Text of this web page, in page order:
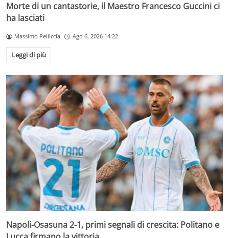
Morte di un cantastorie, il Maestro Francesco Guccini ci
ha lasciati
Massimo Pelliccia Ago 6, 2026 14:22
Leggi di più
Napoli-Osasuna 2-1, primi segnali di crescita: Politano e